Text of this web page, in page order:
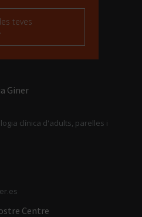
teves
Giner
clínica d'adults, parelles i
Centre